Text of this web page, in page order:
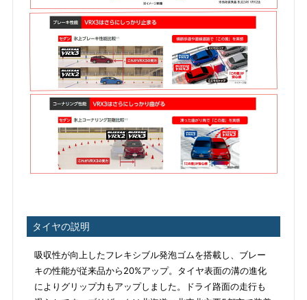
タイヤの説明
吸収性が向上したフレキシブル発泡ゴムを搭載し、ブレー
キの性能が従来品から20%アップ。タイヤ表面の溝の進化
によりグリップ力もアップしました。ドライ路面の走行も